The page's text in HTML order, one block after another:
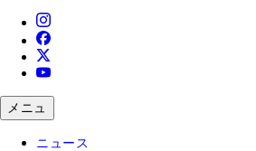
メニュ
ニュース